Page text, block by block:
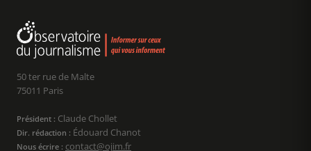
50 ter rue de Malte
75011 Paris
Président : Claude Chollet
Dir. rédaction : Édouard Chanot
Nous écrire : contact@ojim.fr